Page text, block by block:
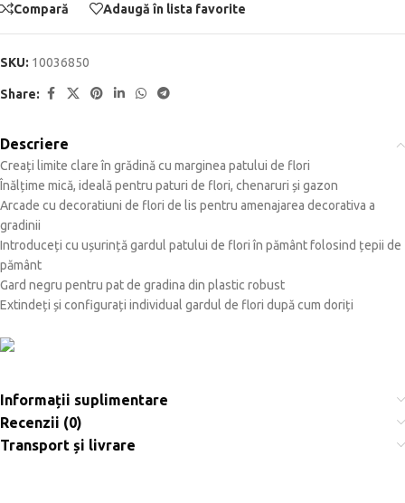
Compară Adaugă în lista favorite
SKU: 10036850
Share:
Descriere
Creați limite clare în grădină cu marginea patului de flori
Înălțime mică, ideală pentru paturi de flori, chenaruri și gazon
Arcade cu decoratiuni de flori de lis pentru amenajarea decorativa a
gradinii
Introduceți cu ușurință gardul patului de flori în pământ folosind țepii de
pământ
Gard negru pentru pat de gradina din plastic robust
Extindeți și configurați individual gardul de flori după cum doriți
Informații suplimentare
Recenzii (0)
Transport și livrare